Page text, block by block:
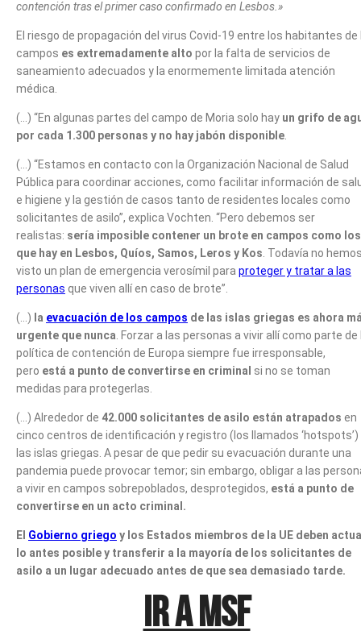
contención tras el primer caso confirmado en Lesbos.»
El riesgo de propagación del virus Covid-19 entre los habitantes de
campos es extremadamente alto por la falta de servicios de
saneamiento adecuados y la enormemente limitada atención
médica.
(…) “En algunas partes del campo de Moria solo hay un grifo de
por cada 1.300 personas y no hay jabón disponible
(…) “Estamos en contacto con la Organización Nacional de Salud
Pública para coordinar acciones, como facilitar información de
e higiene y la gestión de casos tanto de residentes locales como
solicitantes de asilo”, explica Vochten. “Pero debemos ser
realistas: sería imposible contener un brote en campos como los
que hay en Lesbos, Quíos, Samos, Leros y Kos . Todavía no
visto un plan de emergencia verosímil para proteger y tratar a las
personas que viven allí en caso de brote”.
(…) la evacuación de los campos de las islas griegas es ahora
urgente que nunca . Forzar a las personas a vivir allí como parte de
política de contención de Europa siempre fue irresponsable,
pero está a punto de convertirse en criminal si no se toman
medidas para protegerlas.
(…) Alrededor de 42.000 solicitantes de asilo están atrapados en
cinco centros de identificación y registro (los llamados ‘hotspots’)
las islas griegas. A pesar de que pedir su evacuación durante una
pandemia puede provocar temor; sin embargo, obligar a las
a vivir en campos sobrepoblados, desprotegidos, está a punto de
convertirse en un acto criminal.
El Gobierno griego y los Estados miembros de la UE deben
lo antes posible y transferir a la mayoría de los solicitantes de
asilo a un lugar adecuado antes de que sea demasiado tarde.
IR A MSF